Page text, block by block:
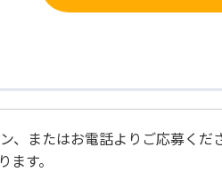
、またはお電話よりご応募くだ
す。